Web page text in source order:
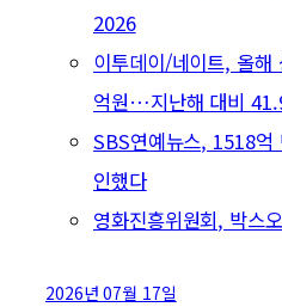
2026
이투데이/네이트, 올
억원…지난해 대비
SBS연예뉴스, 1518억
인했다
영화진흥위원회, 박스
2026년 07월 17일